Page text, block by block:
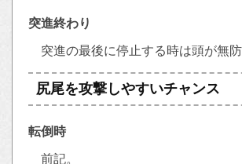
突進終わり
突進の最後に停止する時は頭が無防
尻尾を攻撃しやすいチャンス
転倒時
前記。